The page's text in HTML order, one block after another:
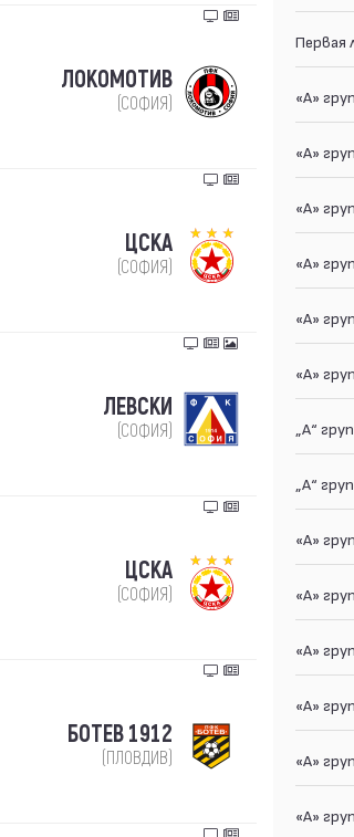
ЛОКОМОТИВ
(СОФИЯ)
ЦСКА
(СОФИЯ)
ЛЕВСКИ
(СОФИЯ)
ЦСКА
(СОФИЯ)
БОТЕВ 1912
(ПЛОВДИВ)
Первая
«А»
«А»
«А»
«А»
«А»
«А»
„А“
„А“
«А»
«А»
«А»
«А»
«А»
«А»